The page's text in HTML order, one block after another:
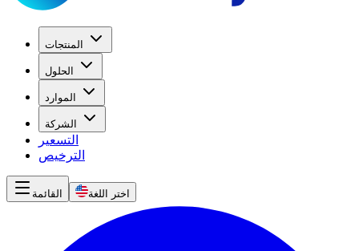
المنتجات
الحلول
الموارد
الشركة
التسعير
الترخيص
القائمة اختر اللغة